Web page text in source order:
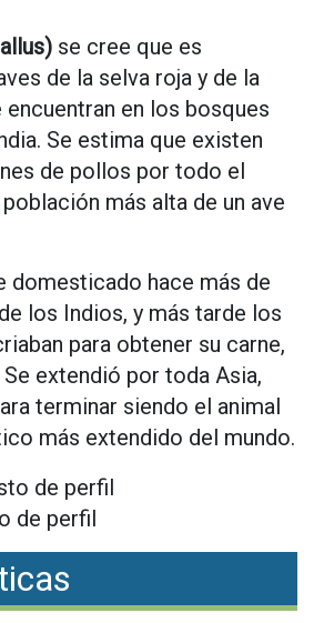
se cree que es
de la selva roja y de la
encuentran en los bosques
Se estima que existen
de pollos por todo el
más alta de un ave
domesticado hace más de
los Indios, y más tarde los
para obtener su carne,
extendió por toda Asia,
terminar siendo el animal
más extendido del mundo.
de perfil